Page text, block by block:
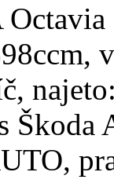
Škoda